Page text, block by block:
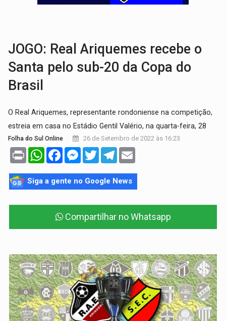
JOGO: Real Ariquemes recebe o
Santa pelo sub-20 da Copa do
Brasil
O Real Ariquemes, representante rondoniense na competição,
estreia em casa no Estádio Gentil Valério, na quarta-feira, 28
Folha do Sul Online 26 de Setembro de 2022 às 16:23
Print WhatsAppFacebookMessenger
TwitterTelegram
Siga a gente no Google News
Compartilhar no Whatsapp